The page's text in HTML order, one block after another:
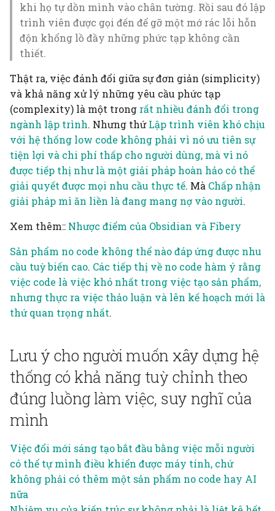
khi họ tự dồn mình vào chân tường. Rồi sau đó lập
trình viên được gọi đến để gỡ một mớ rác lỗi hỗn
độn khổng lồ đầy những phức tạp không cần
thiết.
Thật ra, việc đánh đổi giữa sự đơn giản (simplicity)
và khả năng xử lý những yêu cầu phức tạp
(complexity) là một trong rất nhiều đánh đổi trong
ngành lập trình. Nhưng thứLập trình viên khó chịu
với hệ thống low code không phải vì nó ưu tiên sự
tiện lợi và chi phí thấp cho người dùng, mà vì nó
được tiếp thị như là một giải pháp hoàn hảo có thể
giải quyết được mọi nhu cầu thực tế. Mà Chấp nhận
giải pháp mì ăn liền là đang mang nợ vào người.
Xem thêm:: Nhược điểm của Obsidian và Fibery
Sản phẩm no code không thể nào đáp ứng được nhu
cầu tuỳ biến cao. Các tiếp thị về no code hàm ý rằng
việc code là việc khó nhất trong việc tạo sản phẩm,
nhưng thực ra việc thảo luận và lên kế hoạch mới là
thứ quan trọng nhất.
Lưu ý cho người muốn xây dựng hệ
thống có khả năng tuỳ chỉnh theo
đúng luồng làm việc, suy nghĩ của
mình
Việc đổi mới sáng tạo bắt đầu bằng việc mỗi người
có thể tự mình điều khiển được máy tính, chứ
không phải có thêm một sản phẩm no code hay AI
nữa